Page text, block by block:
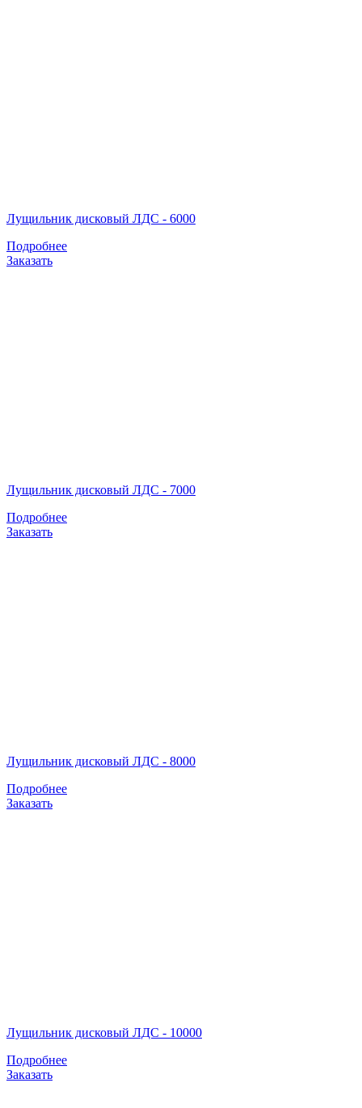
Лущильник дисковый ЛДС - 6000
Подробнее
Заказать
Лущильник дисковый ЛДС - 7000
Подробнее
Заказать
Лущильник дисковый ЛДС - 8000
Подробнее
Заказать
Лущильник дисковый ЛДС - 10000
Подробнее
Заказать